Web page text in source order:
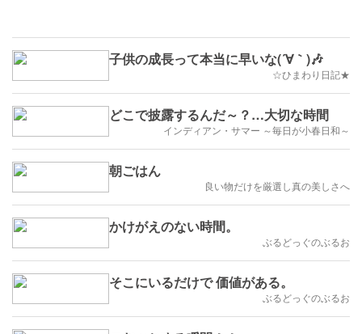
子供の成長って本当に早いな(´∀｀)🎶
☆ひまわり日記★
どこで披露するんだ～？…大切な時間
インディアン・サマー ～毎日が小春日和～
朝ごはん
良い物だけを厳選し真の美しさへ
かけがえのない時間。
ぶるどっぐのぶるお
そこにいるだけで 価値がある。
ぶるどっぐのぶるお